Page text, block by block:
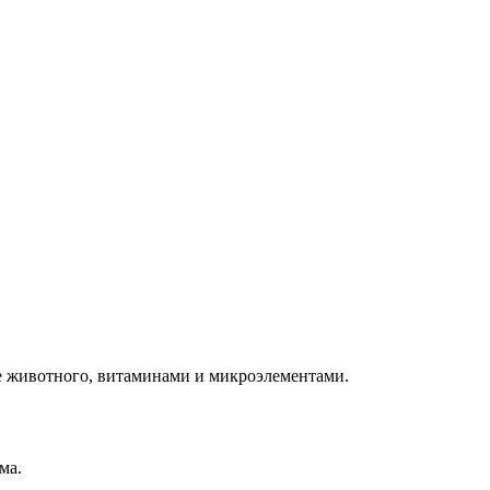
животного, витаминами и микроэлементами.